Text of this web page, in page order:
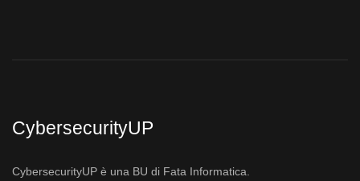
CybersecurityUP
CybersecurityUP è una BU di Fata Informatica.